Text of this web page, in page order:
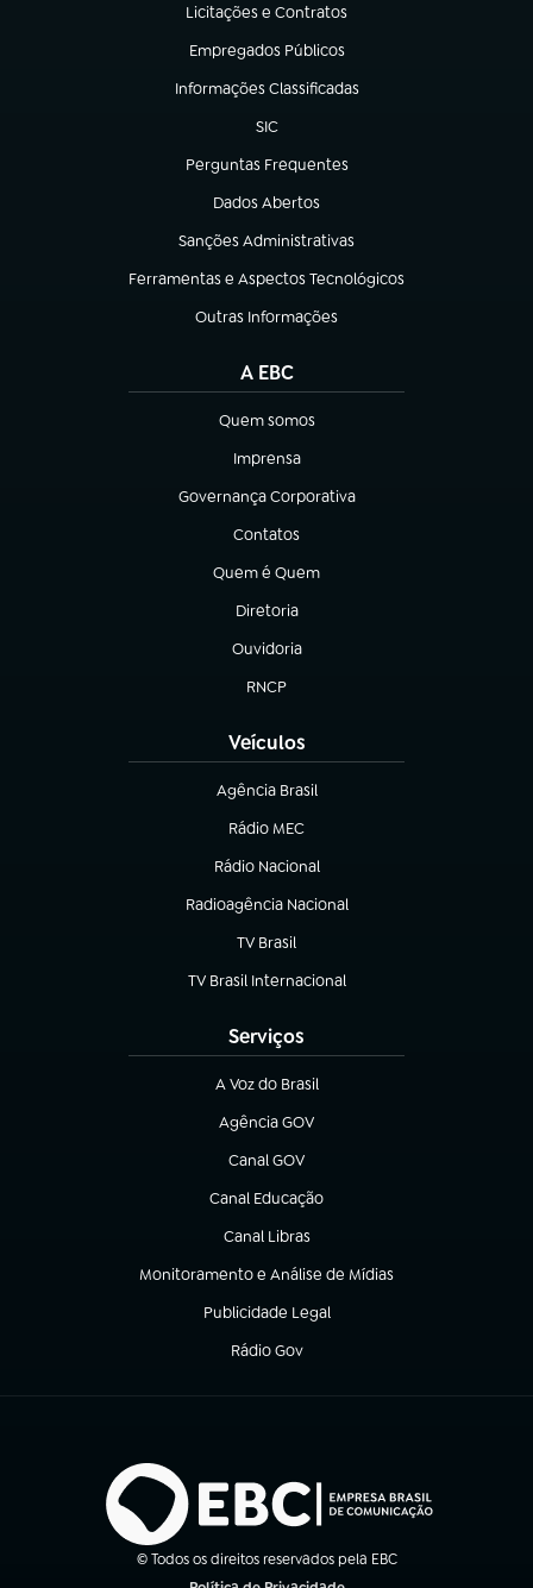
Licitações e Contratos
(abre em nova aba)
Empregados Públicos
(abre em nova aba)
Informações Classificadas
(abre em nova aba)
SIC
(abre em nova aba)
Perguntas Frequentes
(abre em nova aba)
Dados Abertos
(abre em nova aba)
Sanções Administrativas
(abre em nova aba)
Ferramentas e Aspectos Tecnológicos
(abre em nova aba)
Outras Informações
(abre em nova aba)
A EBC
Quem somos
(abre em nova aba)
Imprensa
(abre em nova aba)
Governança Corporativa
(abre em nova aba)
Contatos
(abre em nova aba)
Quem é Quem
(abre em nova aba)
Diretoria
(abre em nova aba)
Ouvidoria
(abre em nova aba)
RNCP
(abre em nova aba)
Veículos
Agência Brasil
(abre em nova aba)
Rádio MEC
(abre em nova aba)
Rádio Nacional
Radioagência Nacional
(abre em nova aba)
TV Brasil
(abre em nova aba)
TV Brasil Internacional
(abre em nova aba)
Serviços
A Voz do Brasil
(abre em nova aba)
Agência GOV
(abre em nova aba)
Canal GOV
(abre em nova aba)
Canal Educação
(abre em nova aba)
Canal Libras
(abre em nova aba)
Monitoramento e Análise de Mídias
(abre em nova aba)
Publicidade Legal
(abre em nova aba)
Rádio Gov
(abre em nova aba)
© Todos os direitos reservados pela EBC